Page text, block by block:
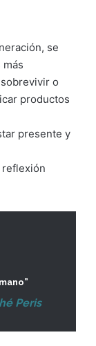
se
o
productos
presente y
reflexión
Peris